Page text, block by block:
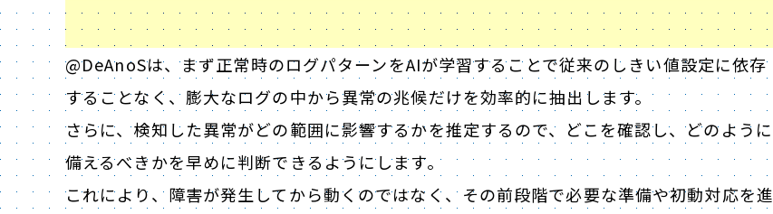
@DeAnoSは、まず正常時のログパターンをAIが学習することで従来のしきい値設定に依存
することなく、膨大なログの中から異常の兆候だけを効率的に抽出します。
さらに、検知した異常がどの範囲に影響するかを推定するので、どこを確認し、どのように
備えるべきかを早めに判断できるようにします。
これにより、障害が発生してから動くのではなく、その前段階で必要な準備や初動対応を進